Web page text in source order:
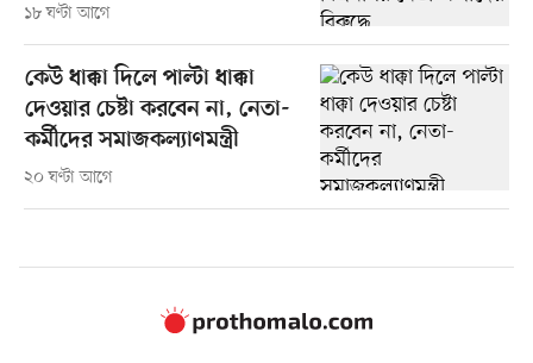
১৮ ঘণ্টা আগে
কেউ ধাক্কা দিলে পাল্টা ধাক্কা
দেওয়ার চেষ্টা করবেন না, নেতা-
কর্মীদের সমাজকল্যাণমন্ত্রী
২০ ঘণ্টা আগে